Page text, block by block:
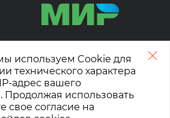
Расчетный счет
используем Cookie для
технического характера
адрес вашего
Продолжая использовать
свое согласие на